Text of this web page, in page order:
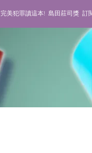
完美犯罪讀這本! 島田莊司獎 訂